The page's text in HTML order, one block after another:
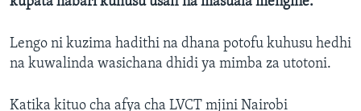
Lengo ni kuzima hadithi na dhana potofu kuhusu hedhi
na kuwalinda wasichana dhidi ya mimba za utotoni.
Katika kituo cha afya cha LVCT mjini Nairobi